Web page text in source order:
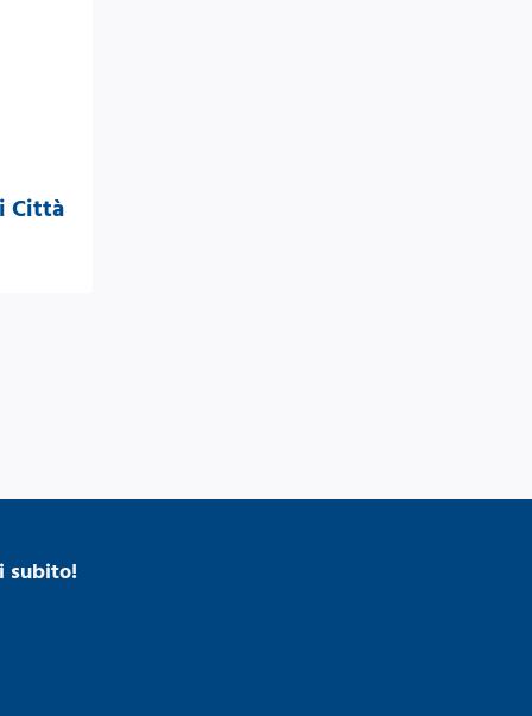
Città
subito!